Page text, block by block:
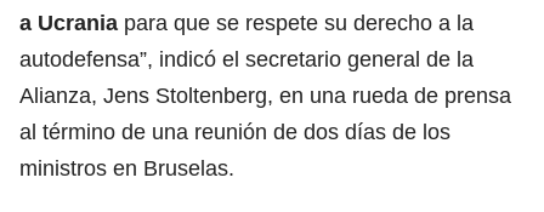
a Ucrania para que se respete su derecho a la
autodefensa”, indicó el secretario general de la
Alianza, Jens Stoltenberg, en una rueda de prensa
al término de una reunión de dos días de los
ministros en Bruselas.